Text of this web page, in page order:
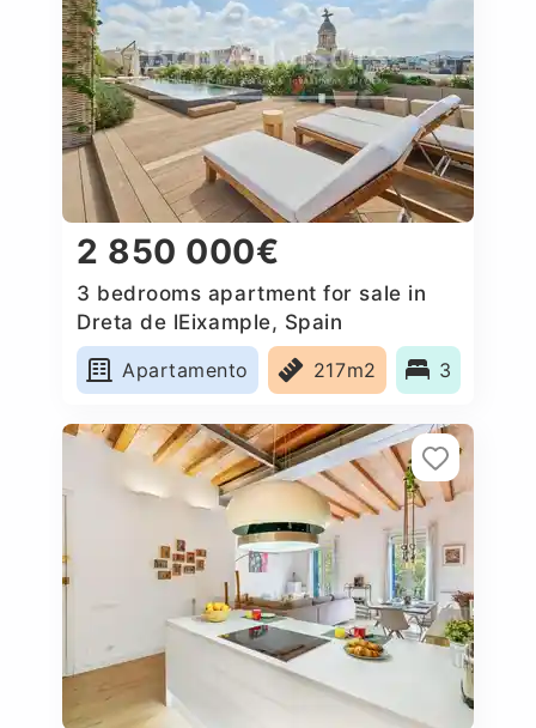
2 850 000€
3 bedrooms apartment for sale in
Dreta de lEixample, Spain
Apartamento
217m2 3